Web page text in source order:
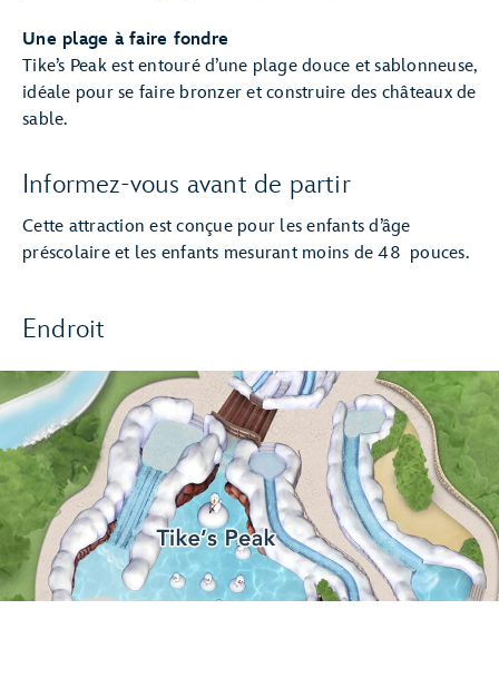
Une plage à faire fondre
Tike’s Peak est entouré d’une plage douce et sablonneuse,
idéale pour se faire bronzer et construire des châteaux de
sable.
Informez-vous avant de partir
Cette attraction est conçue pour les enfants d’âge
préscolaire et les enfants mesurant moins de 48 pouces.
Endroit